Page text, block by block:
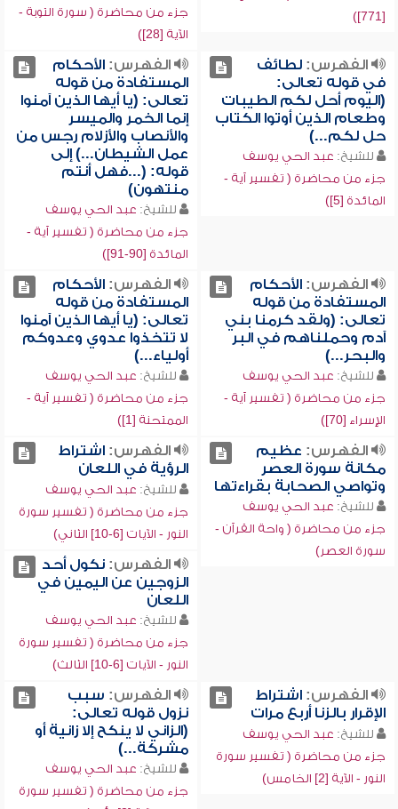
[771])
جزء من محاضرة ( سورة التوبة -
الآية [28])
الفهرس:لطائف
في قوله تعالى:
(اليوم أحل لكم الطيبات
وطعام الذين أوتوا الكتاب
حل لكم...)
للشيخ: عبد الحي يوسف
جزء من محاضرة ( تفسير آية -
المائدة [5])
الفهرس:الأحكام
المستفادة من قوله
تعالى: (يا أيها الذين آمنوا
إنما الخمر والميسر
والأنصاب والأزلام رجس من
عمل الشيطان...) إلى
قوله: (...فهل أنتم
منتهون)
للشيخ: عبد الحي يوسف
جزء من محاضرة ( تفسير آية -
المائدة [90-91])
الفهرس:الأحكام
المستفادة من قوله
تعالى: (ولقد كرمنا بني
آدم وحملناهم في البر
والبحر...)
للشيخ: عبد الحي يوسف
جزء من محاضرة ( تفسير آية -
الإسراء [70])
الفهرس:الأحكام
المستفادة من قوله
تعالى: (يا أيها الذين آمنوا
لا تتخذوا عدوي وعدوكم
أولياء...)
للشيخ: عبد الحي يوسف
جزء من محاضرة ( تفسير آية -
الممتحنة [1])
الفهرس: عظيم
مكانة سورة العصر
وتواصي الصحابة بقراءتها
للشيخ: عبد الحي يوسف
جزء من محاضرة ( واحة القرآن -
سورة العصر)
الفهرس:اشتراط
الرؤية في اللعان
للشيخ: عبد الحي يوسف
جزء من محاضرة ( تفسير سورة
النور - الآيات [6-10] الثاني)
الفهرس:نكول أحد
الزوجين عن اليمين في
اللعان
للشيخ: عبد الحي يوسف
جزء من محاضرة ( تفسير سورة
النور - الآيات [6-10] الثالث)
الفهرس:اشتراط
الإقرار بالزنا أربع مرات
للشيخ: عبد الحي يوسف
جزء من محاضرة ( تفسير سورة
النور - الآية [2] الخامس)
الفهرس: سبب
نزول قوله تعالى:
(الزاني لا ينكح إلا زانية أو
مشركة...)
للشيخ: عبد الحي يوسف
جزء من محاضرة ( تفسير سورة